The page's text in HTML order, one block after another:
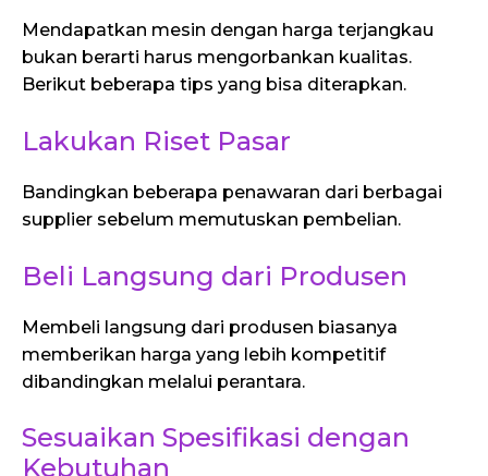
Mendapatkan mesin dengan harga terjangkau
bukan berarti harus mengorbankan kualitas.
Berikut beberapa tips yang bisa diterapkan.
Lakukan Riset Pasar
Bandingkan beberapa penawaran dari berbagai
supplier sebelum memutuskan pembelian.
Beli Langsung dari Produsen
Membeli langsung dari produsen biasanya
memberikan harga yang lebih kompetitif
dibandingkan melalui perantara.
Sesuaikan Spesifikasi dengan
Kebutuhan